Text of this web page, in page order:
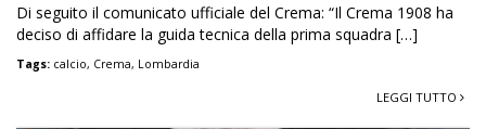
Di seguito il comunicato ufficiale del Crema: “Il Crema 1908 ha
deciso di affidare la guida tecnica della prima squadra […]
Tags: calcio, Crema, Lombardia
LEGGI TUTTO